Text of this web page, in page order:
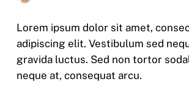
Lorem ipsum dolor sit amet,
adipiscing elit. Vestibulum sed
gravida luctus. Sed non tortor
neque at, consequat arcu.